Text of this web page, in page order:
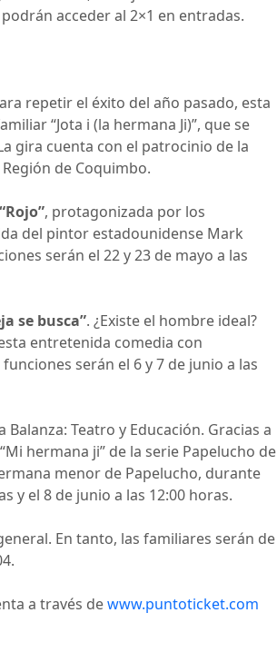
acceder al 2×1 en entradas.
repetir el éxito del año pasado, esta
“Jota i (la hermana Ji)”, que se
gira cuenta con el patrocinio de la
de Coquimbo.
“Rojo”, protagonizada por los
del pintor estadounidense Mark
serán el 22 y 23 de mayo a las
se busca”. ¿Existe el hombre ideal?
entretenida comedia con
serán el 6 y 7 de junio a las
Balanza: Teatro y Educación. Gracias a
hermana ji” de la serie Papelucho de
menor de Papelucho, durante
y el 8 de junio a las 12:00 horas.
En tanto, las familiares serán de
a través dewww.puntoticket.com